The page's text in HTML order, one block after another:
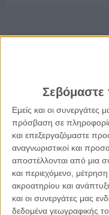
Σεβόμαστε
Εμείς και οι συνεργάτες
πρόσβαση σε
και επεξεργαζόμαστε
αναγνωριστικοί και
αποστέλλονται από μια
και περιεχόμενο,
ακροατηρίου και
και οι συνεργάτες μας
δεδομένα γεωγραφικής
Κέλλυ
της”
Οι